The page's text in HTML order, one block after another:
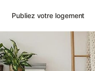
Publiez votre logement